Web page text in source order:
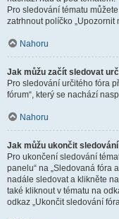
Pro sledování tématu
zatrhnout políčko „Upozornit
Nahoru
Jak můžu začít sledovat
Pro sledování určitého fóra
fórum“, který se nachází
Nahoru
Jak můžu ukončit
Pro ukončení sledování
panelu“ na „Sledovaná fóra
nadále sledovat a klikněte
také kliknout v tématu na
odkaz „Ukončit sledování